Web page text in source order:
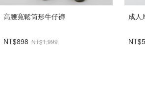
高腰寬鬆筒形牛仔褲
NT$898 NT$1,999
成人